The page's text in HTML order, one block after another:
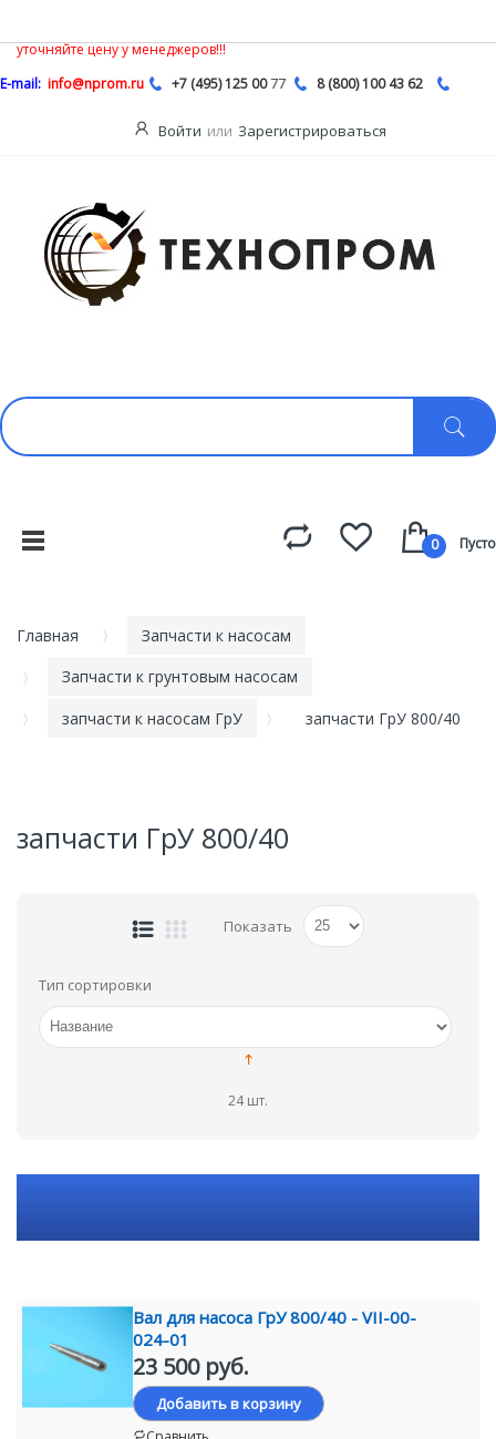
уточняйте цену у менеджеров!!!
E-mail: info@nprom.ru +7 (495) 125 0077 8 (800) 100 43 62
Войти или Зарегистрироваться
0 Пусто
Главная
Запчасти к насосам
Запчасти к грунтовым насосам
запчасти к насосам ГрУ
запчасти ГрУ 800/40
запчасти ГрУ 800/40
Показать
Тип сортировки
24 шт.
Вал для насоса ГрУ 800/40 - VII-00-
024-01
23 500 руб.
Добавить в корзину